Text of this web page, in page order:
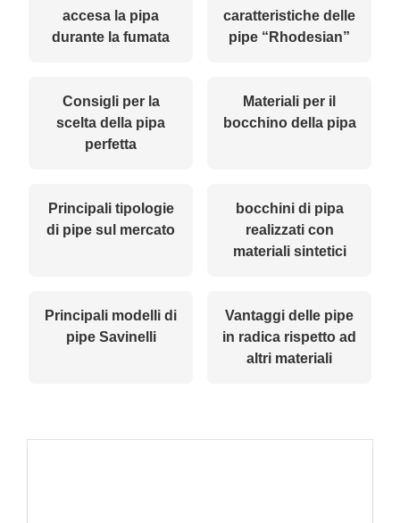
accesa la pipa
durante la fumata
caratteristiche delle
pipe “Rhodesian”
Consigli per la
scelta della pipa
perfetta
Materiali per il
bocchino della pipa
Principali tipologie
di pipe sul mercato
bocchini di pipa
realizzati con
materiali sintetici
Principali modelli di
pipe Savinelli
Vantaggi delle pipe
in radica rispetto ad
altri materiali